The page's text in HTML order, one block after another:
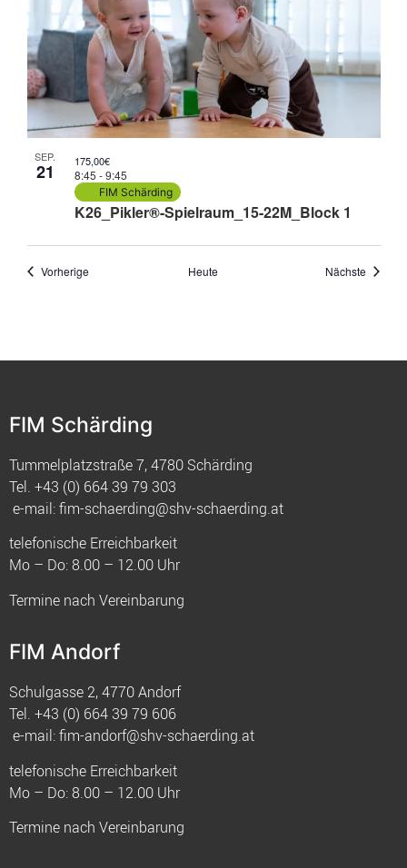
SEP.
21
K26_Pikler®-Spielraum_15-22M_Block 1
8:45 -9:45
FIM Schärding
175,00€
VorherigeVeranstaltungen Heute Nächste
FIM Schärding
Tummelplatzstraße 7, 4780 Schärding
Tel. +43 (0) 664 39 79 303
e-mail:fim-schaerding@shv-schaerding.at
telefonische Erreichbarkeit
Mo – Do: 8.00 – 12.00 Uhr
Termine nach Vereinbarung
FIM Andorf
Schulgasse 2, 4770 Andorf
Tel. +43 (0) 664 39 79 606
e-mail:fim-andorf@shv-schaerding.at
telefonische Erreichbarkeit
Mo – Do: 8.00 – 12.00 Uhr
Termine nach Vereinbarung